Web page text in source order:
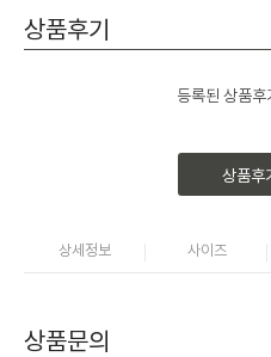
상품후기
등록된 상품후
상품후
상세정보 사이즈
상품문의